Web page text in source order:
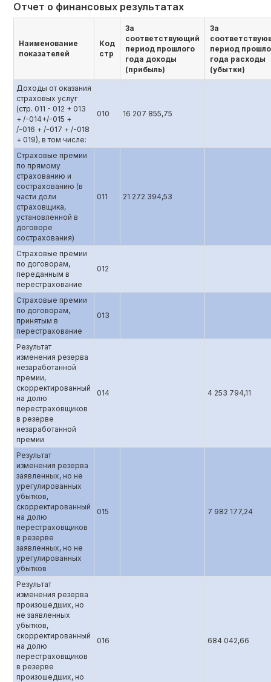
Отчет о финансовых результатах
Наименование
показателей
Код
стр
За
соответствующий
период прошлого
года доходы
(прибыль)
За
период
года расходы
(убытки)
Доходы от оказания
страховых услуг
(стр. 011 - 012 + 013
+ /-014+/-015 +
/-016 + /-017 + /-018
+ 019), в том числе:
010 16 207 855,75
Страховые премии
по прямому
страхованию и
сострахованию (в
части доли
страховщика,
установленной в
договоре
сострахования)
011 21 272 394,53
Страховые премии
по договорам,
переданным в
перестрахование
012
Страховые премии
по договорам,
принятым в
перестрахование
013
Результат
изменения резерва
незаработанной
премии,
скорректированный
на долю
перестраховщиков
в резерве
незаработанной
премии
014 4 253 794,11
Результат
изменения резерва
заявленных, но не
урегулированных
убытков,
скорректированный
на долю
перестраховщиков
в резерве
заявленных, но не
урегулированных
убытков
015 7 982 177,24
Результат
изменения резерва
произошедших, но
не заявленных
убытков,
скорректированный
на долю
перестраховщиков
в резерве
произошедших, но
016 684 042,66